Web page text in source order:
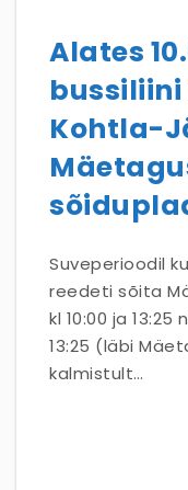
Alates
bussiliini
Kohtla-
Suveperioodil
reedeti sõita
kl 10:00 ja
13:25 (läbi
kalmistult…